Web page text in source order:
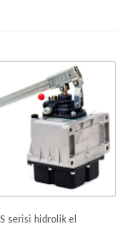
serisi hidrolik el